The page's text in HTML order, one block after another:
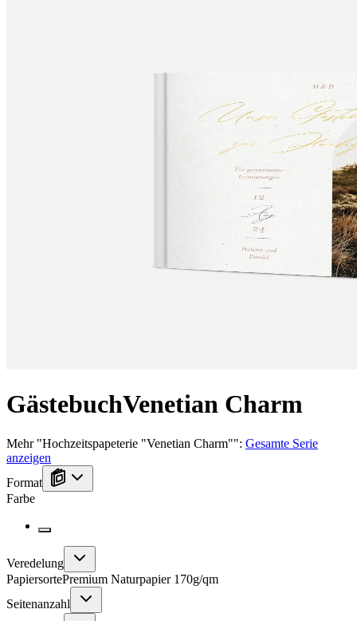
GästebuchVenetian Charm
Mehr"Hochzeitspapeterie "Venetian Charm"": Gesamte Serie
anzeigen
Format
Farbe
Veredelung
PapiersortePremium Naturpapier 170g/qm
Seitenanzahl